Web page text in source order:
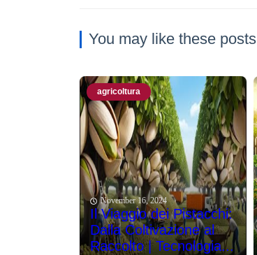
You may like these posts
agricoltura
November 16, 2024
Il Viaggio dei Pistacchi:
Dalla Coltivazione al
Raccolto | Tecnologia...